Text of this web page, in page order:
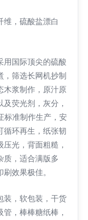
，硫酸盐漂白
用国际顶尖的硫酸
筛选长网机抄制
木浆制作，原汁原
荧光剂，灰分，
标准制作生产，安
循环再生，纸张韧
光，背面粗糙，
质，适合满版多
效果极佳。
，软包装，干货
，棒棒糖纸棒，